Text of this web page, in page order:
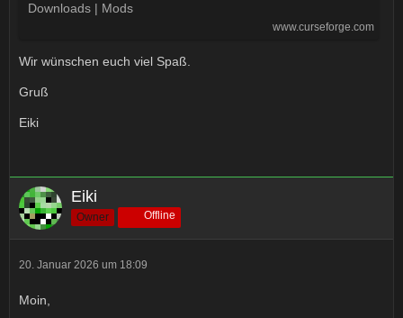
Downloads | Mods
www.curseforge.com
Wir wünschen euch viel Spaß.
Gruß
Eiki
Eiki
Owner Offline
20. Januar 2026 um 18:09
Moin,